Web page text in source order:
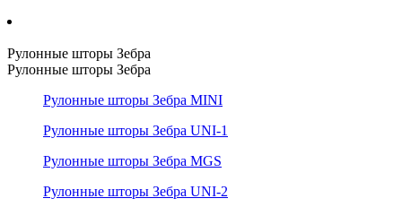
Рулонные шторы Зебра
Рулонные шторы Зебра
Рулонные шторы Зебра MINI
Рулонные шторы Зебра UNI-1
Рулонные шторы Зебра MGS
Рулонные шторы Зебра UNI-2